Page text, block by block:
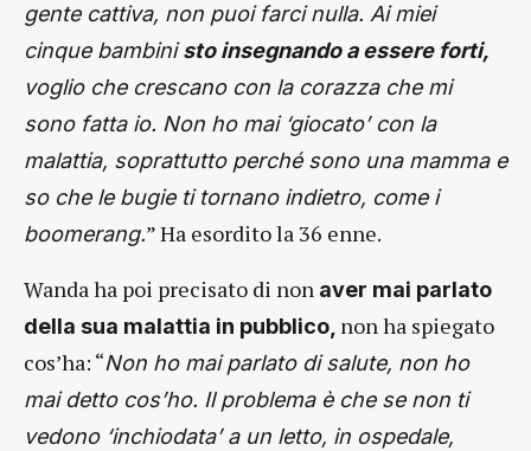
gente cattiva, non puoi farci nulla. Ai miei
cinque bambinisto insegnando a essere forti,
voglio che crescano con la corazza che mi
sono fatta io. Non ho mai ‘giocato’ con la
malattia, soprattutto perché sono una mamma e
so che le bugie ti tornano indietro, come i
boomerang.” Ha esordito la 36 enne.
Wanda ha poi precisato di non aver mai parlato
della sua malattia in pubblico, non ha spiegato
cos’ha: “Non ho mai parlato di salute, non ho
mai detto cos’ho. Il problema è che se non ti
vedono ‘inchiodata’ a un letto, in ospedale,